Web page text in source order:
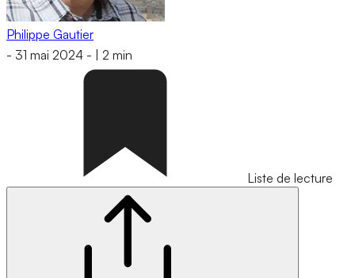
Philippe Gautier
- 31 mai 2024 - 2 min
Liste de lecture